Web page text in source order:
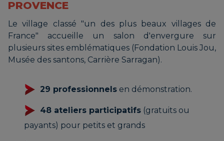
PROVENCE
Le village classé "un des plus beaux villages de
France" accueille un salon d'envergure sur
plusieurs sites emblématiques (Fondation Louis Jou,
Musée des santons, Carrière Sarragan).
29 professionnels en démonstration.
48 ateliers participatifs (gratuits ou
payants) pour petits et grands